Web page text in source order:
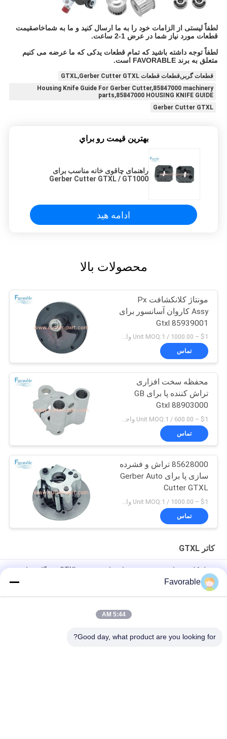
لطفاً لیستی از الزامات خود را به ما ارسال کنید و ما به شماخاصقیمت
قطعات مورد نیاز شما در عرض 1-2 ساعت.
لطفاً توجه داشته باشید که تمام قطعات یدکی که ما عرضه می کنیم
متعلق به برند FAVORABLE است.
قطعات گربر,قطعات قطعات GTXL,Gerber Cutter GTXL
Housing Knife Guide For Gerber Cutter,85847000 machinery
parts,85847000 HOUSING KNIFE GUIDE
Gerber Cutter GTXL
بهترين قيمت رو براي
راهنمای چاقوی خانه مناسب برای
Gerber Cutter GTXL / GT1000
ادامه هید
محصولات بالا
مونتاژ کلانکشافت Px
Assy کاروان آسانسور برای
Gtxl 85939001
$1 – 1000.00 / Unit MOQ:1 واحد/واحد منفی است
تماس
محفظه سخت افزاری
تراش کننده پا برای GB
Gtxl 88903000
تماس
85628000 تراش و فشرده
سازی پا برای Gerber Auto
Cutter GTXL
تماس
کاتر GTXL
دریل کلیمپ هاب تقسیم شده برای ماشین برش GTXL دستگاه نساجی
86545000
قطعات اتوماتیک اصلی GTXL 586500067 KIT BELT W/ SPG
Favorable
5:44 AM
Good day, what product are you looking for?